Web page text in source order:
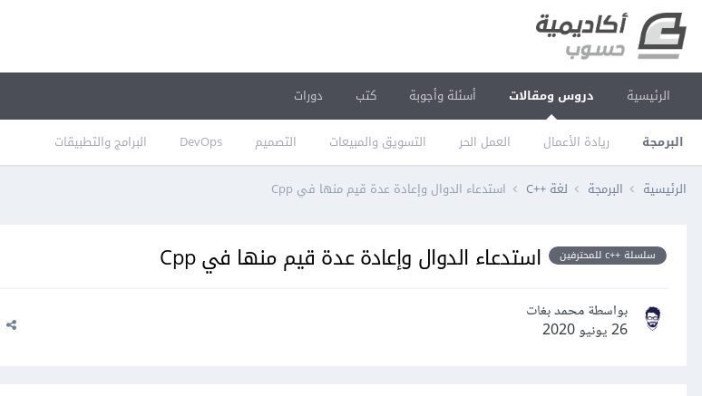
الرئيسية دروس ومقالات
البرمجة ريادة الأعمال العمل الحر التسويق والمبيعات التصميم DevOps البرامج والتطبيقات
أسئلة وأجوبة كتب دورات
الرئيسية البرمجة لغة C++‎ استدعاء الدوال وإعادة عدة قيم منها في Cpp
سلسلة ++c للمحترفين استدعاء الدوال وإعادة عدة قيم منها في Cpp
بواسطة محمد بغات
26 يونيو 2020